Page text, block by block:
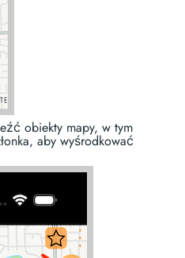
obiekty mapy, w tym
aby wyśrodkować